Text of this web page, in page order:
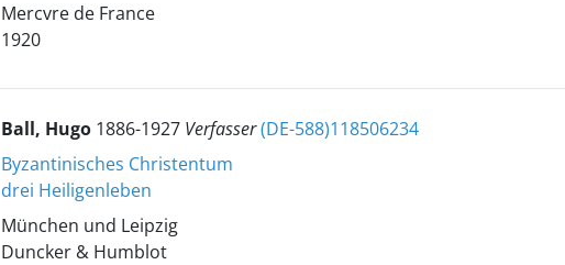
Mercvre de France
1920
Ball, Hugo 1886-1927 Verfasser(DE-588)118506234
Byzantinisches Christentum
drei Heiligenleben
München und Leipzig
Duncker & Humblot